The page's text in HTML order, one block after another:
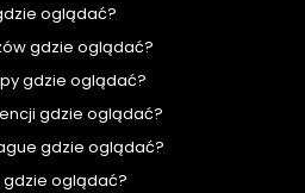
oglądać?
gdzie oglądać?
gdzie oglądać?
gdzie oglądać?
gdzie oglądać?
gdzie oglądać?